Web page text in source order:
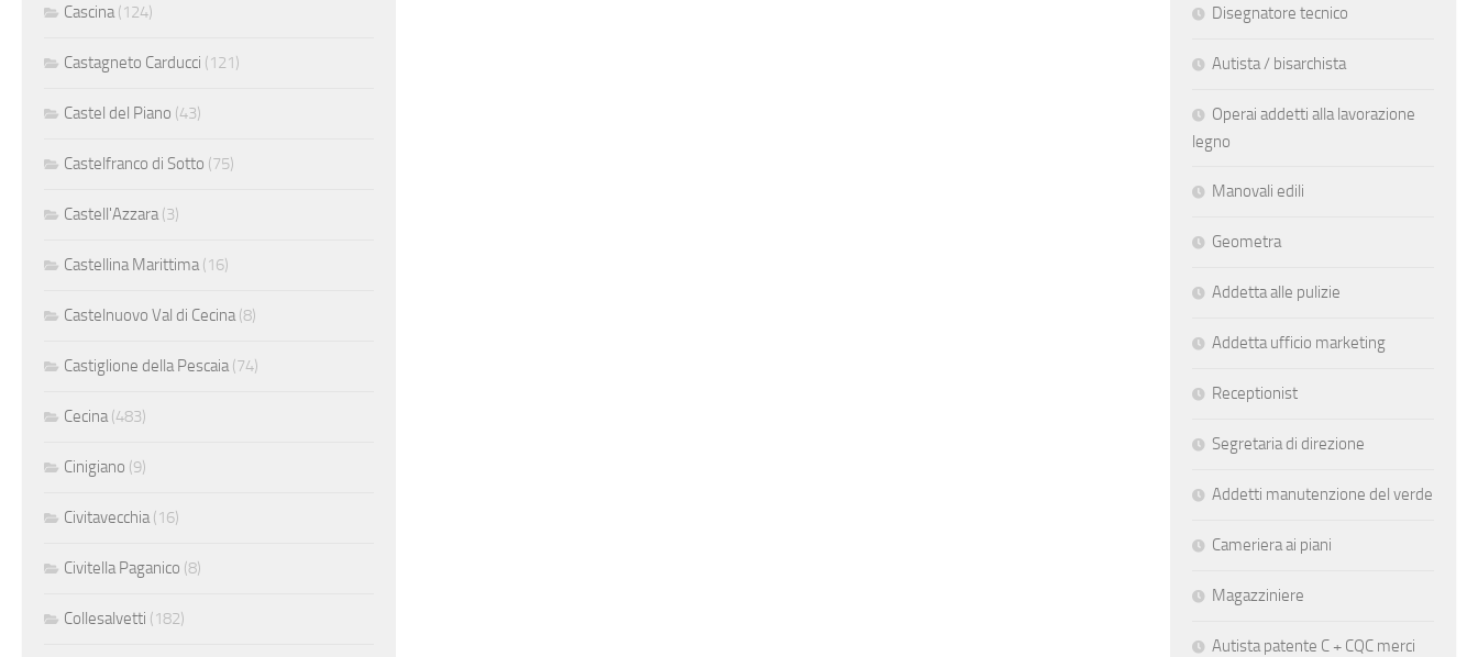
Cascina(124)
Castagneto Carducci (121)
Castel del Piano (43)
Castelfranco di Sotto (75)
Castell'Azzara(3)
Castellina Marittima(16)
Castelnuovo Val di Cecina(8)
Castiglione della Pescaia(74)
Cecina(483)
Cinigiano (9)
Civitavecchia(16)
Civitella Paganico (8)
Collesalvetti (182)
Disegnatore tecnico
Autista / bisarchista
Operai addetti alla lavorazione
legno
Manovali edili
Geometra
Addetta alle pulizie
Addetta ufficio marketing
Receptionist
Segretaria di direzione
Addetti manutenzione del verde
Cameriera ai piani
Magazziniere
Autista patente C + CQC merci